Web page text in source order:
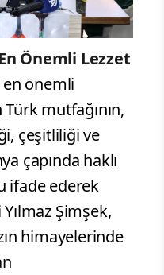
Önemli Lezzet
önemli
mutfağının,
çeşitliliği ve
çapında haklı
ifade ederek
Şimşek,
himayelerinde